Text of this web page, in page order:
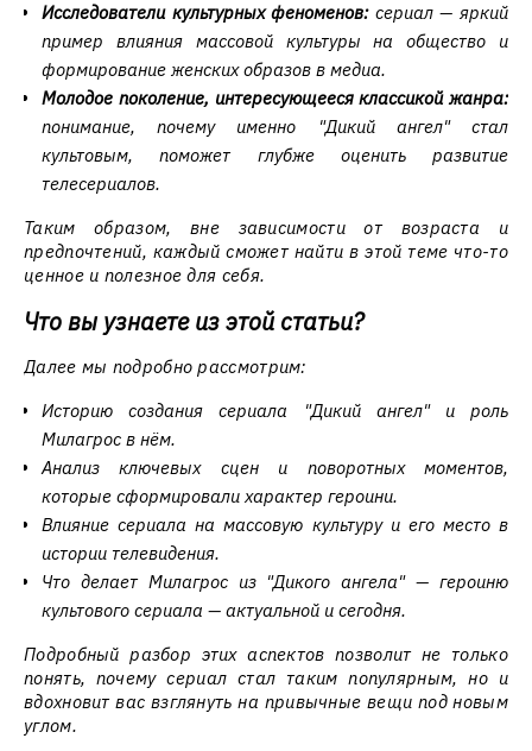
Исследователи культурных феноменов:сериал — яркий
пример влияния массовой культуры на общество и
формирование женских образов в медиа.
Молодое поколение, интересующееся классикой жанра:
понимание, почему именно "Дикий ангел" стал
культовым, поможет глубже оценить развитие
телесериалов.
Таким образом, вне зависимости от возраста и
предпочтений, каждый сможет найти в этой теме что-то
ценное и полезное для себя.
Что вы узнаете из этой статьи?
Далее мы подробно рассмотрим:
Историю создания сериала "Дикий ангел" и роль
Милагрос в нём.
Анализ ключевых сцен и поворотных моментов,
которые сформировали характер героини.
Влияние сериала на массовую культуру и его место в
истории телевидения.
Что делает Милагрос из "Дикого ангела" — героиню
культового сериала — актуальной и сегодня.
Подробный разбор этих аспектов позволит не только
понять, почему сериал стал таким популярным, но и
вдохновит вас взглянуть на привычные вещи под новым
углом.